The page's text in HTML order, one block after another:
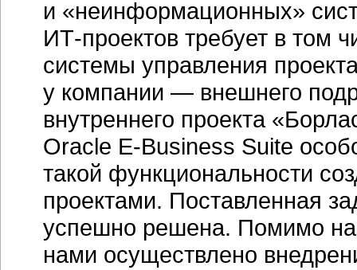
и «неинформационных»
ИТ-проектов требует в том
системы управления
у компании — внешнего
внутреннего проекта
Oracle E-Business Suite
такой функциональности
проектами. Поставленная
успешно решена. Помимо
нами осуществлено